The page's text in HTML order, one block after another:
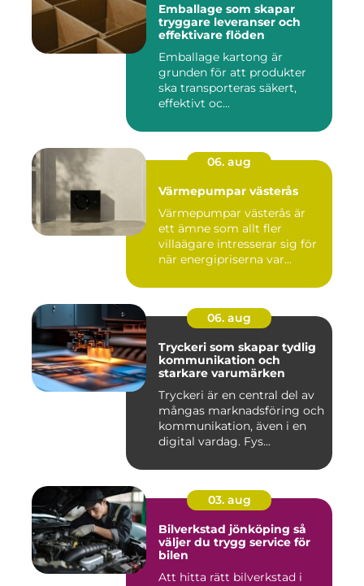
Emballage som skapar
tryggare leveranser och
effektivare flöden
Emballage kartong är
grunden för att produkter
ska transporteras säkert,
effektivt oc...
06. aug
Värmepumpar västerås
Värmepumpar västerås är
ett ämne som allt fler
villaägare intresserar sig för
när energipriserna var...
06. aug
Tryckeri som skapar tydlig
kommunikation och
starkare varumärken
Tryckeri är en central del av
mångas marknadsföring och
kommunikation, även i en
digital vardag. Fys...
03. aug
Bilverkstad jönköping så
väljer du trygg service för
bilen
Att hitta rätt bilverkstad i